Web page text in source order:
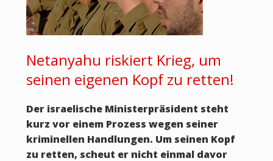
Netanyahu riskiert Krieg, um
seinen eigenen Kopf zu retten!
Der israelische Ministerpräsident steht
kurz vor einem Prozess wegen seiner
kriminellen Handlungen. Um seinen Kopf
zu retten, scheut er nicht einmal davor